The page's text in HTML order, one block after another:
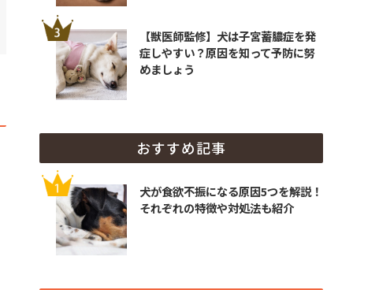
【獣医師監修】犬は子宮蓄膿症を発
症しやすい？原因を知って予防に努
めましょう
おすすめ記事
犬が食欲不振になる原因5つを解説！
それぞれの特徴や対処法も紹介